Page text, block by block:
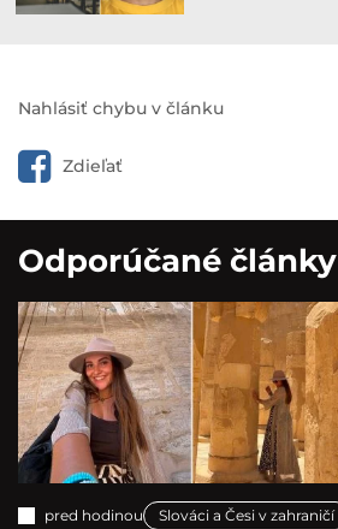
Nahlásiť chybu v článku
Zdieľať
Odporúčané články
pred hodinou Slováci a Česi v zahraničí